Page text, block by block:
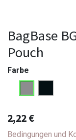
BagBase
Pouch
Farbe
2,22€
Bedingungen und